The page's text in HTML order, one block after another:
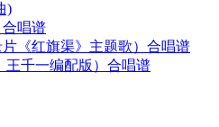
)
唱谱
《红旗渠》主题歌）合唱谱
王千一编配版）合唱谱